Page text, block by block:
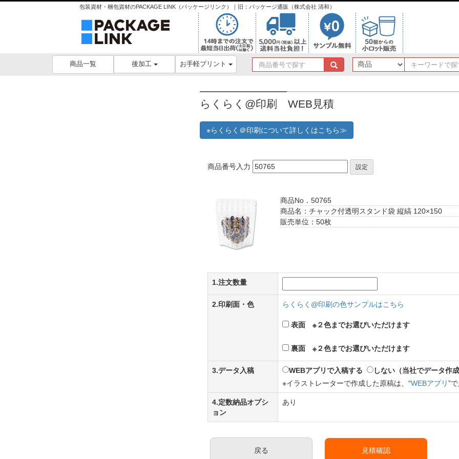
包装資材・梱包資材のPACKAGE LINK（パッケージリンク）｜旧：パッケージ通販（株式会社 清和）
商品一覧 後加工 お手軽プリント
商
品
号
で
す
らくらく@印刷 WEB見積
※らくらく＠印刷について詳しくはこちら≫
商品番号入力 設定
商品No．50765
商品名：チャック付透明スタンド袋 縦縞 120×150
販売単位：50枚
1.注文数量
2.印刷面・色 らくらく@印刷の色サンプルはこちら
表面 ※２色までお選びいただけます
裏面 ※２色までお選びいただけます
3.データ入稿 WEBアプリで入稿する
しない（当社でデータ作成
※イラストレーターで作成した原稿は、“WEBアプリ”
4.定数納品オプシ
ョン
あり
戻る 見積確認